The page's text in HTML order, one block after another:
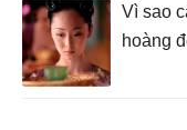
Vì sao
hoàng